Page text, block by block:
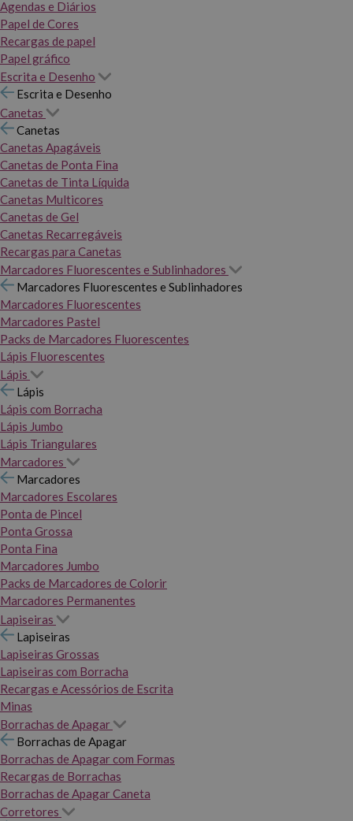
Agendas e Diários
Papel de Cores
Recargas de papel
Papel gráfico
Escrita e Desenho
Escrita e Desenho
Canetas
Canetas
Canetas Apagáveis
Canetas de Ponta Fina
Canetas de Tinta Líquida
Canetas Multicores
Canetas de Gel
Canetas Recarregáveis
Recargas para Canetas
Marcadores Fluorescentes e Sublinhadores
Marcadores Fluorescentes e Sublinhadores
Marcadores Fluorescentes
Marcadores Pastel
Packs de Marcadores Fluorescentes
Lápis Fluorescentes
Lápis
Lápis
Lápis com Borracha
Lápis Jumbo
Lápis Triangulares
Marcadores
Marcadores
Marcadores Escolares
Ponta de Pincel
Ponta Grossa
Ponta Fina
Marcadores Jumbo
Packs de Marcadores de Colorir
Marcadores Permanentes
Lapiseiras
Lapiseiras
Lapiseiras Grossas
Lapiseiras com Borracha
Recargas e Acessórios de Escrita
Minas
Borrachas de Apagar
Borrachas de Apagar
Borrachas de Apagar com Formas
Recargas de Borrachas
Borrachas de Apagar Caneta
Corretores